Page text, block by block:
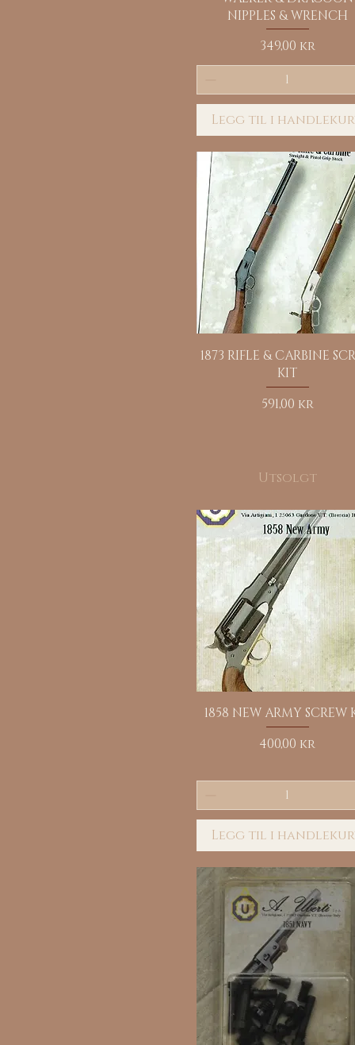
NIPPLES & WRENCH
Pris
349,00 kr
Legg til i
Hurtigvisning
1873 RIFLE & CARBINE
KIT
Pris
591,00 kr
Utsolgt
Hurtigvisning
1858 NEW ARMY SCREW
Pris
400,00 kr
Legg til i